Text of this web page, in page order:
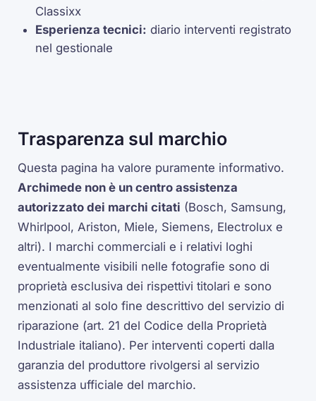
Classixx
Esperienza tecnici: diario interventi registrato
nel gestionale
Trasparenza sul marchio
Questa pagina ha valore puramente informativo.
Archimede non è un centro assistenza
autorizzato dei marchi citati (Bosch, Samsung,
Whirlpool, Ariston, Miele, Siemens, Electrolux e
altri). I marchi commerciali e i relativi loghi
eventualmente visibili nelle fotografie sono di
proprietà esclusiva dei rispettivi titolari e sono
menzionati al solo fine descrittivo del servizio di
riparazione (art. 21 del Codice della Proprietà
Industriale italiano). Per interventi coperti dalla
garanzia del produttore rivolgersi al servizio
assistenza ufficiale del marchio.